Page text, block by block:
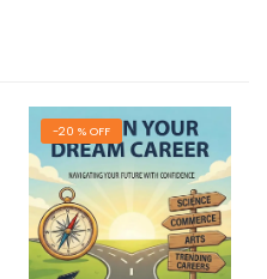
-20 % OFF